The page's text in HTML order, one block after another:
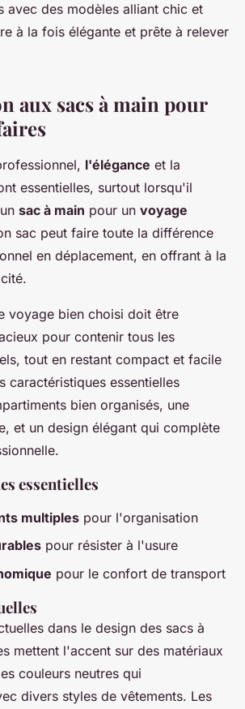
avec des modèles alliant chic et
à la fois élégante et prête à relever
aux sacs à main pour
l'élégance et la
essentielles, surtout lorsqu'il
sac à main pour un voyage
sac peut faire toute la différence
en déplacement, en offrant à la
voyage bien choisi doit être
pour contenir tous les
tout en restant compact et facile
caractéristiques essentielles
bien organisés, une
et un design élégant qui complète
essentielles
multiples pour l'organisation
pour résister à l'usure
pour le confort de transport
dans le design des sacs à
mettent l'accent sur des matériaux
couleurs neutres qui
divers styles de vêtements. Les